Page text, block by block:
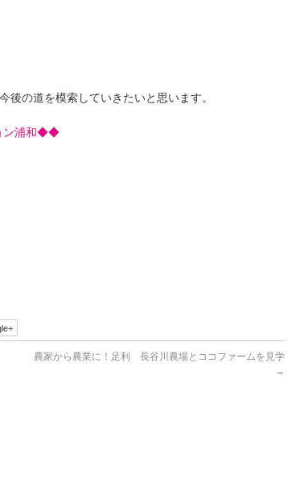
後の道を模索していきたいと思います。
ン浦和◆◆
農家から農業に！足利 長谷川農場とココファームを見学
→